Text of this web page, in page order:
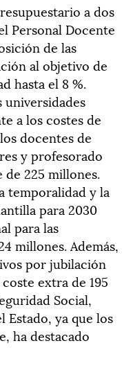
a dos
Personal Docente
de las
al objetivo de
hasta el 8 %.
universidades
a los costes de
docentes de
y profesorado
225 millones.
temporalidad y la
para 2030
para las
millones. Además,
por jubilación
extra de 195
Social,
Estado, ya que los
ha destacado